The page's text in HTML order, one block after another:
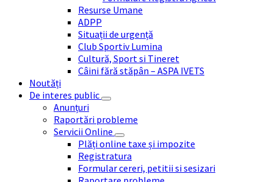
Resurse Umane
ADPP
Situații de urgență
Club Sportiv Lumina
Cultură, Sport si Tineret
Câini fără stăpân – ASPA IVETS
Noutăți
De interes public
Anunțuri
Raportări probleme
Servicii Online
Plăți online taxe și impozite
Registratura
Formular cereri, petitii si sesizari